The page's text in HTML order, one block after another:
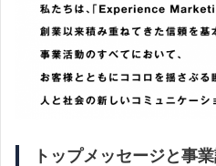
トップメッセージと事